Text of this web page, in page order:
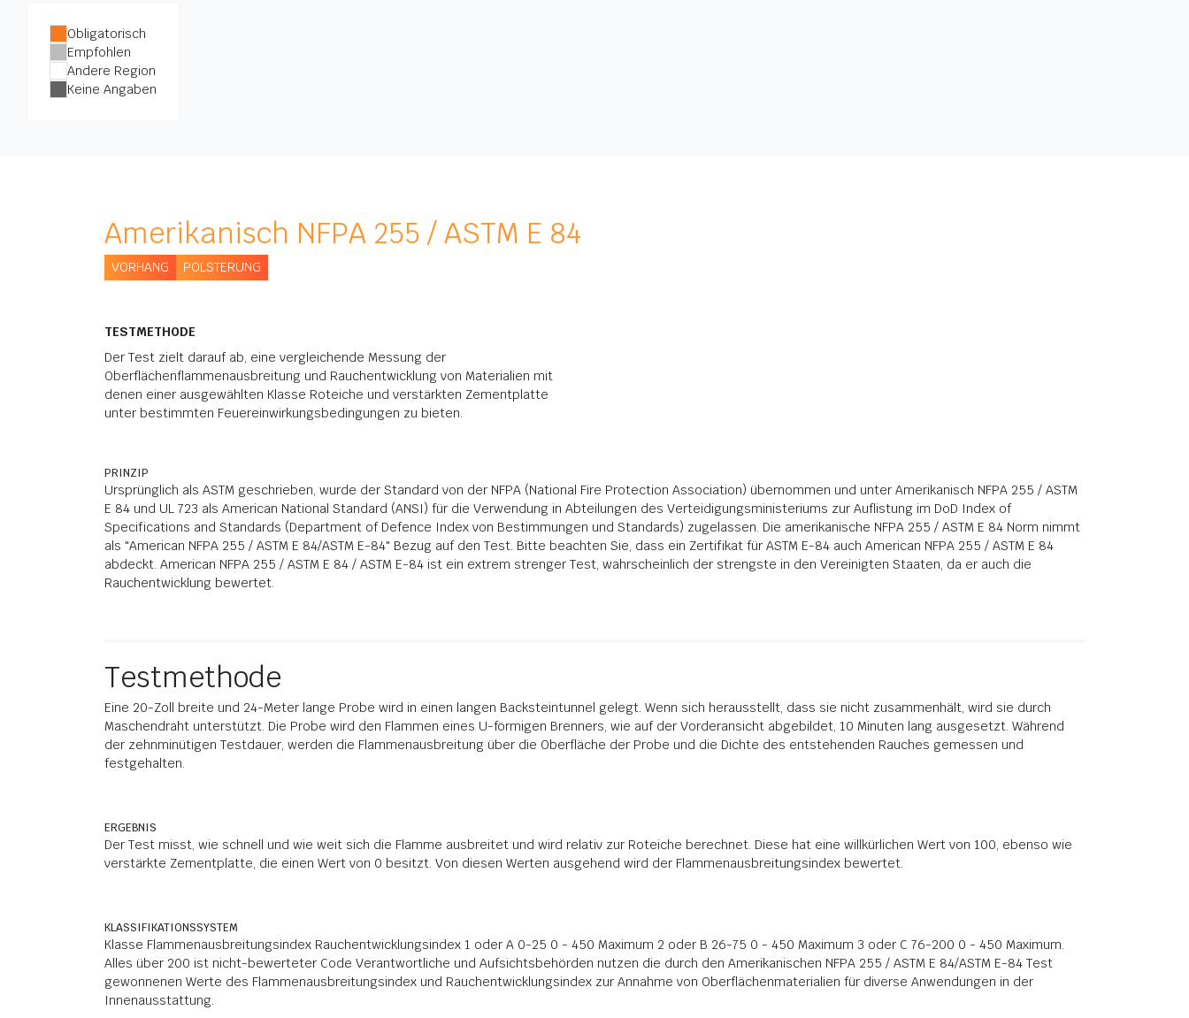
Obligatorisch
Empfohlen
Andere Region
Keine Angaben
Amerikanisch NFPA 255 / ASTM E 84
VORHANG POLSTERUNG
TESTMETHODE
Der Test zielt darauf ab, eine vergleichende Messung der
Oberflächenflammenausbreitung und Rauchentwicklung von Materialien mit
denen einer ausgewählten Klasse Roteiche und verstärkten Zementplatte
unter bestimmten Feuereinwirkungsbedingungen zu bieten.
PRINZIP
Ursprünglich als ASTM geschrieben, wurde der Standard von der NFPA (National Fire Protection Association) übernommen und unter Amerikanisch NFPA 255 / ASTM
E 84 und UL 723 als American National Standard (ANSI) für die Verwendung in Abteilungen des Verteidigungsministeriums zur Auflistung im DoD Index of
Specifications and Standards (Department of Defence Index von Bestimmungen und Standards) zugelassen. Die amerikanische NFPA 255 / ASTM E 84 Norm nimmt
als "American NFPA 255 / ASTM E 84/ASTM E-84" Bezug auf den Test. Bitte beachten Sie, dass ein Zertifikat für ASTM E-84 auch American NFPA 255 / ASTM E 84
abdeckt. American NFPA 255 / ASTM E 84 / ASTM E-84 ist ein extrem strenger Test, wahrscheinlich der strengste in den Vereinigten Staaten, da er auch die
Rauchentwicklung bewertet.
Testmethode
Eine 20-Zoll breite und 24-Meter lange Probe wird in einen langen Backsteintunnel gelegt. Wenn sich herausstellt, dass sie nicht zusammenhält, wird sie durch
Maschendraht unterstützt. Die Probe wird den Flammen eines U-förmigen Brenners, wie auf der Vorderansicht abgebildet, 10 Minuten lang ausgesetzt. Während
der zehnminütigen Testdauer, werden die Flammenausbreitung über die Oberfläche der Probe und die Dichte des entstehenden Rauches gemessen und
festgehalten.
ERGEBNIS
Der Test misst, wie schnell und wie weit sich die Flamme ausbreitet und wird relativ zur Roteiche berechnet. Diese hat eine willkürlichen Wert von 100, ebenso wie
verstärkte Zementplatte, die einen Wert von 0 besitzt. Von diesen Werten ausgehend wird der Flammenausbreitungsindex bewertet.
KLASSIFIKATIONSSYSTEM
Klasse Flammenausbreitungsindex Rauchentwicklungsindex 1 oder A 0-25 0 - 450 Maximum 2 oder B 26-75 0 - 450 Maximum 3 oder C 76-200 0 - 450 Maximum.
Alles über 200 ist nicht-bewerteter Code Verantwortliche und Aufsichtsbehörden nutzen die durch den Amerikanischen NFPA 255 / ASTM E 84/ASTM E-84 Test
gewonnenen Werte des Flammenausbreitungsindex und Rauchentwicklungsindex zur Annahme von Oberflächenmaterialien für diverse Anwendungen in der
Innenausstattung.